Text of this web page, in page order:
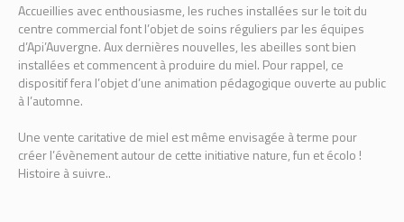
Accueillies avec enthousiasme, les ruches installées sur le toit du
centre commercial font l’objet de soins réguliers par les équipes
d’Api’Auvergne. Aux dernières nouvelles, les abeilles sont bien
installées et commencent à produire du miel. Pour rappel, ce
dispositif fera l’objet d’une animation pédagogique ouverte au public
à l’automne.
Une vente caritative de miel est même envisagée à terme pour
créer l’évènement autour de cette initiative nature, fun et écolo !
Histoire à suivre..